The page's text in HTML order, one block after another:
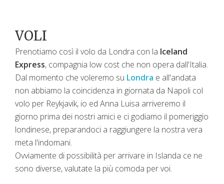
VOLI
Prenotiamo così il volo da Londra con la Iceland
Express, compagnia low cost che non opera dall'Italia.
Dal momento che voleremo su Londra e all'andata
non abbiamo la coincidenza in giornata da Napoli col
volo per Reykjavik, io ed Anna Luisa arriveremo il
giorno prima dei nostri amici e ci godiamo il pomeriggio
londinese, preparandoci a raggiungere la nostra vera
meta l'indomani.
Ovviamente di possibilità per arrivare in Islanda ce ne
sono diverse, valutate la più comoda per voi.